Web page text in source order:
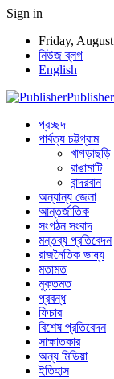
Sign in
Friday,
নিউজ ব্লগ
English
Publisher
প্রচ্ছদ
পার্বত্য চট্টগ্রাম
খাগড়াছড়ি
রাঙামাটি
বান্দরবান
অন্যান্য জেলা
আন্তর্জাতিক
সংগঠন সংবাদ
মন্তব্য প্রতিবেদন
রাজনৈতিক ভাষ্য
মতামত
মুক্তমত
প্রবন্ধ
ফিচার
বিশেষ প্রতিবেদন
সাক্ষাতকার
অন্য মিডিয়া
ইতিহাস